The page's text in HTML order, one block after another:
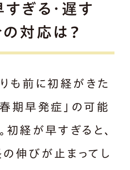
ぎる・遅す
対応は？
も前に初経がきた
期早発症」の可能
初経が早すぎると、
伸びが止まってし